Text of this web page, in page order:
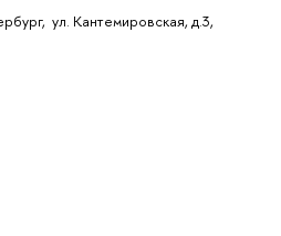
ул. Кантемировская, д.3,